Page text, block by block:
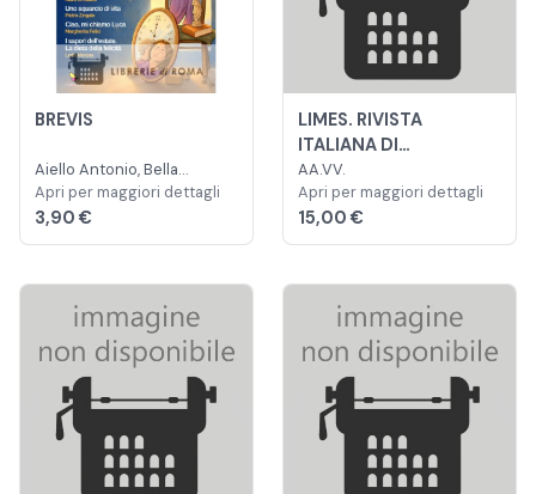
BREVIS
Aiello Antonio, Bella
Francesca, Alario Spadaro
Giuseppe
Apri per maggiori dettagli
3,90 €
LIMES. RIVISTA
ITALIANA DI
GEOPOLITICA
AA.VV.
Apri per maggiori dettagli
15,00 €